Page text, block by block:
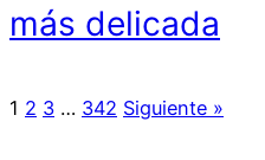
más delicada
1 2 3 … 342 Siguiente »